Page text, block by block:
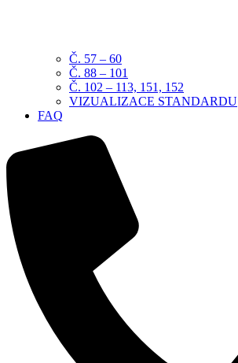
Č. 57 – 60
Č. 88 – 101
Č. 102 – 113, 151, 152
VIZUALIZACE STANDARDU
FAQ